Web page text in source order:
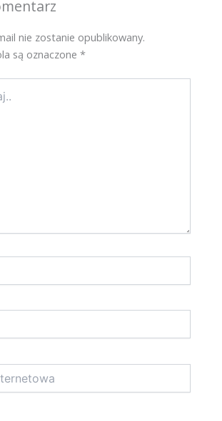
nie zostanie opublikowany.
są oznaczone*